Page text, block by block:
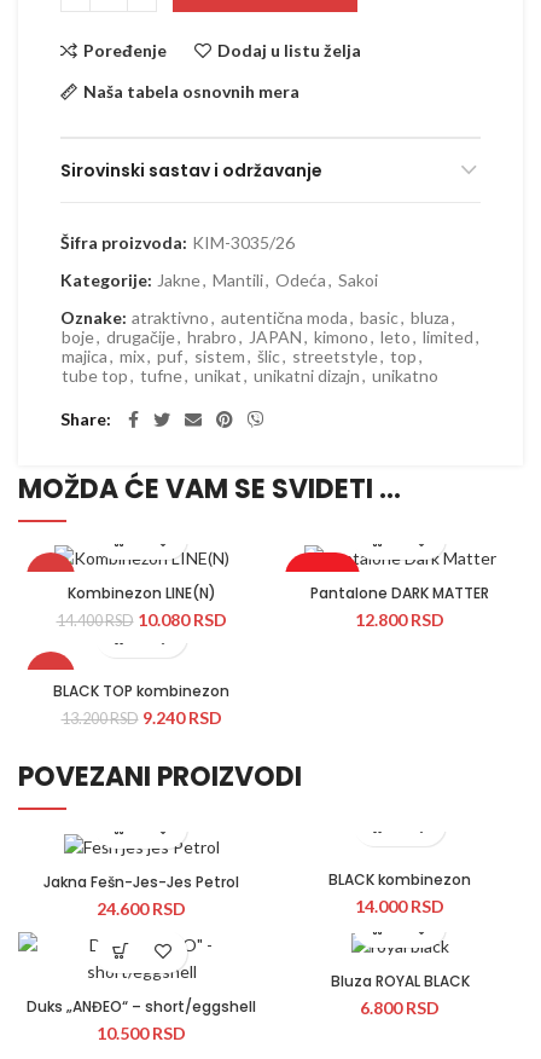
Poređenje
Dodaj u listu želja
Naša tabela osnovnih mera
Sirovinski sastav i održavanje
Šifra proizvoda: KIM-3035/26
Kategorije: Jakne, Mantili, Odeća, Sakoi
Oznake: atraktivno, autentična moda, basic, bluza,
boje, drugačije, hrabro, JAPAN, kimono, leto, limited,
majica, mix, puf, sistem, šlic, streetstyle, top,
tube top, tufne, unikat, unikatni dizajn, unikatno
Share
MOŽDA ĆE VAM SE SVIDETI …
-30%
★
Novo
Kombinezon LINE(N)
14.400RSD 10.080RSD
Rasprodato
Pantalone DARK MATTER
12.800RSD
BLACK TOP kombinezon
13.200RSD 9.240RSD
POVEZANI PROIZVODI
Jakna Fešn-Jes-Jes Petrol
24.600RSD
BLACK kombinezon
14.000RSD
Duks „ANĐEO“ – short/eggshell
10.500RSD
Bluza ROYAL BLACK
6.800RSD